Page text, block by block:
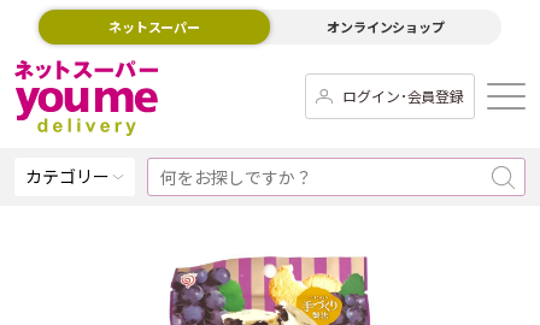
ネットスーパー オンラインショップ
ログイン･会員登録
カテゴリー